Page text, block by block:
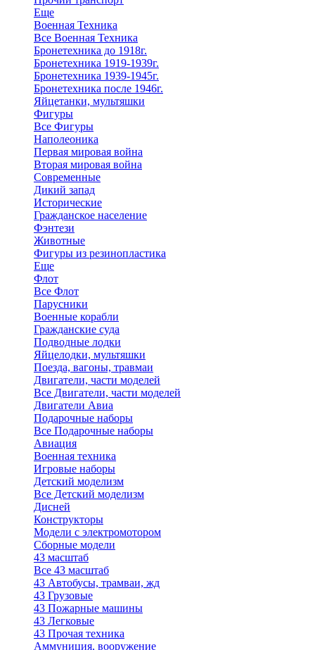
Еще
Военная Техника
Все Военная Техника
Бронетехника до 1918г.
Бронетехника 1919-1939г.
Бронетехника 1939-1945г.
Бронетехника после 1946г.
Яйцетанки, мультяшки
Фигуры
Все Фигуры
Наполеоника
Первая мировая война
Вторая мировая война
Современные
Дикий запад
Исторические
Гражданское население
Фэнтези
Животные
Фигуры из резинопластика
Еще
Флот
Все Флот
Парусники
Военные корабли
Гражданские суда
Подводные лодки
Яйцелодки, мультяшки
Поезда, вагоны, травмаи
Двигатели, части моделей
Все Двигатели, части моделей
Двигатели Авиа
Подарочные наборы
Все Подарочные наборы
Авиация
Военная техника
Игровые наборы
Детский моделизм
Все Детский моделизм
Дисней
Конструкторы
Модели с электромотором
Сборные модели
43 масштаб
Все 43 масштаб
43 Автобусы, трамваи, жд
43 Грузовые
43 Пожарные машины
43 Легковые
43 Прочая техника
Аммуниция, вооружение